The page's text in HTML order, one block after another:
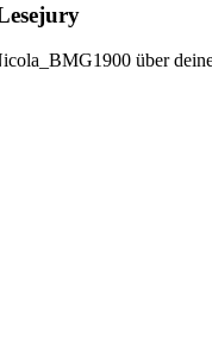
über